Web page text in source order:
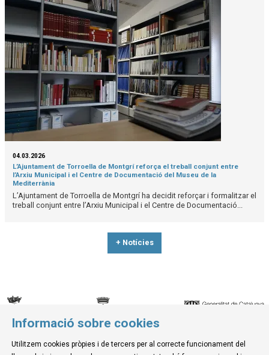
04.03.2026
L’Ajuntament de Torroella de Montgrí reforça el treball conjunt entre
l’Arxiu Municipal i el Centre de Documentació del Museu de la
Mediterrània
L’Ajuntament de Torroella de Montgrí ha decidit reforçar i formalitzar el
treball conjunt entre l’Arxiu Municipal i el Centre de Documentació...
+ Notícies
© Museu de la Mediterrània
Informació sobre cookies
Utilitzem cookies pròpies i de tercers per al correcte funcionament del